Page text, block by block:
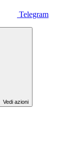
Telegram
Vedi azioni